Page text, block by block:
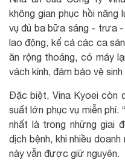
không gian phục hồi năng
vụ đủ ba bữa sáng - trưa
lao động, kể cả các ca
ăn rộng thoáng, có máy
vách kính, đảm bảo vệ
Đặc biệt, Vina Kyoei còn
suất lớn phục vụ miễn phí.
nhất là trong những giai
dịch bệnh, khi nhiều
này vẫn được giữ nguyên.